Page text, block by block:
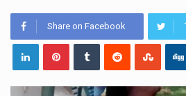
Share on Facebook